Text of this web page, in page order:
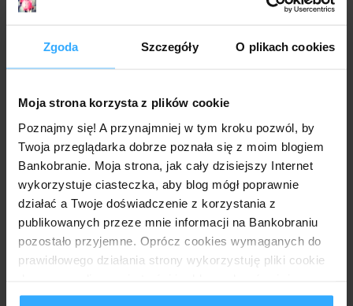
Zgoda Szczegóły O plikach cookies
Moja strona korzysta z plików cookie
Poznajmy się! A przynajmniej w tym kroku pozwól, by
Twoja przeglądarka dobrze poznała się z moim blogiem
Bankobranie. Moja strona, jak cały dzisiejszy Internet
wykorzystuje ciasteczka, aby blog mógł poprawnie
działać a Twoje doświadczenie z korzystania z
publikowanych przeze mnie informacji na Bankobraniu
pozostało przyjemne. Oprócz cookies wymaganych do
prawidłowego działania strony wykorzystuję pliki cookie
analizować ruch w mojej witrynie. Informacje o tym, jak
Anonimowy
29 listopada 2022 16:57
Zawsze promocyjne widoczne jest na kolejny dzień po
Anonimowy 29 listopada 2022 18:06
Prawdopodobnie nic - zawsze aktualizują
oprocentowanie dopiero następnego dnia.
Anonimowy 29 listopada 2022 18:09
Spoko, od jutra będzie widoczne promocyjne, choć
odsetki promocyjne Twoja kasa zbiera już od dziś.